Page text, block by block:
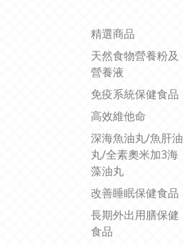
精選商品
天然食物營養粉及
營養液
免疫系統保健食品
高效維他命
深海魚油丸/魚肝油
丸/全素奧米加3海
藻油丸
改善睡眠保健食品
長期外出用膳保健
食品